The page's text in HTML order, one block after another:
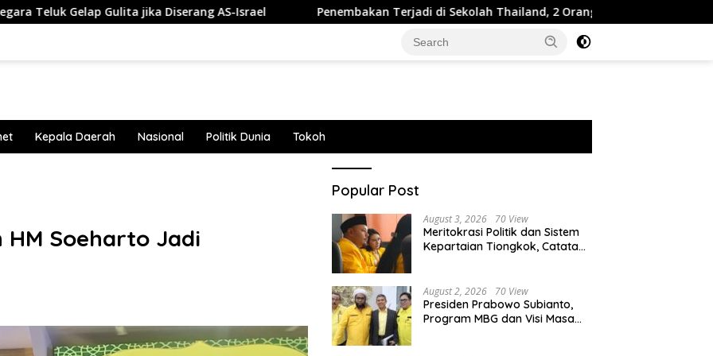
Gulita jika Diserang AS-Israel Penembakan Terjadi di Sekolah Thailand, 2 Orang Tewas dan 15 Luka
Kepala Daerah Nasional Politik Dunia Tokoh
Soeharto Jadi
Popular Post
August 3, 2026 70 View
Meritokrasi Politik dan Sistem
Kepartaian Tiongkok, Catatan
August 2, 2026 70 View
Presiden Prabowo Subianto,
Program MBG dan Visi Masa